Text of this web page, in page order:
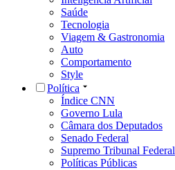
Saúde
Tecnologia
Viagem & Gastronomia
Auto
Comportamento
Style
Política
Índice CNN
Governo Lula
Câmara dos Deputados
Senado Federal
Supremo Tribunal Federal
Políticas Públicas